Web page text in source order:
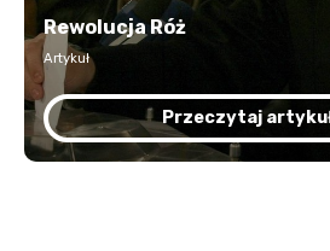
Rewolucja Róż
Artykuł
Przeczytaj